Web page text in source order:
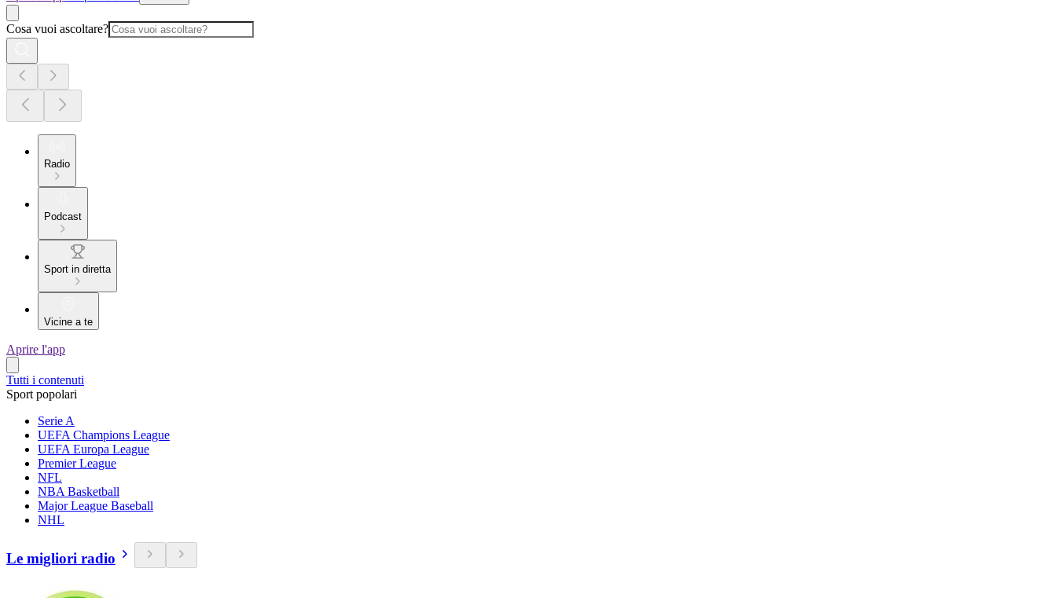
Cosa vuoi ascoltare?
Radio
Podcast
Sport in diretta
Vicine a te
Aprire l'app
Tutti i contenuti
Sport popolari
Serie A
UEFA Champions League
UEFA Europa League
Premier League
NFL
NBA Basketball
Major League Baseball
NHL
Le migliori radio